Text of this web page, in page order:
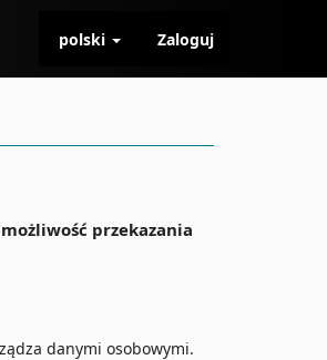
polski Zaloguj
przekazania
danymi osobowymi.